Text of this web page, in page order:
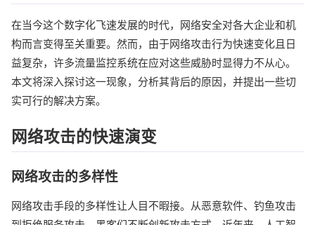
在当今这个数字化飞速发展的时代，网络安全对各大企业和机
构而言变得至关重要。然而，由于网络攻击行为快速变化且日
益复杂，许多流量监控系统在应对这些威胁时显得力不从心。
本文将深入探讨这一现象，分析其背后的原因，并提出一些切
实可行的解决方案。
网络攻击的快速演变
网络攻击的多样性
网络攻击手段的多样性让人目不暇接。从恶意软件、钓鱼攻击